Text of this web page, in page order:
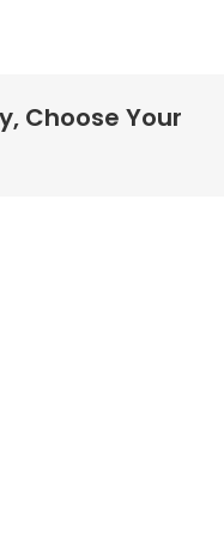
Choose Your